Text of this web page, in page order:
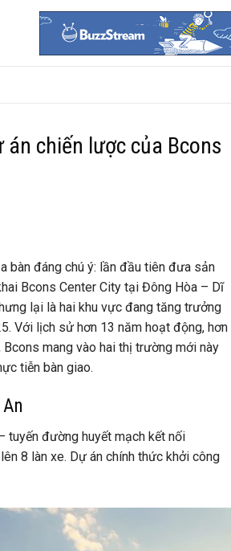
chiến lược của Bcons
bàn đáng chú ý: lần đầu tiên đưa sản
Bcons Center City tại Đông Hòa – Dĩ
lại là hai khu vực đang tăng trưởng
Với lịch sử hơn 13 năm hoạt động, hơn
Bcons mang vào hai thị trường mới này
tiễn bàn giao.
tuyến đường huyết mạch kết nối
8 làn xe. Dự án chính thức khởi công